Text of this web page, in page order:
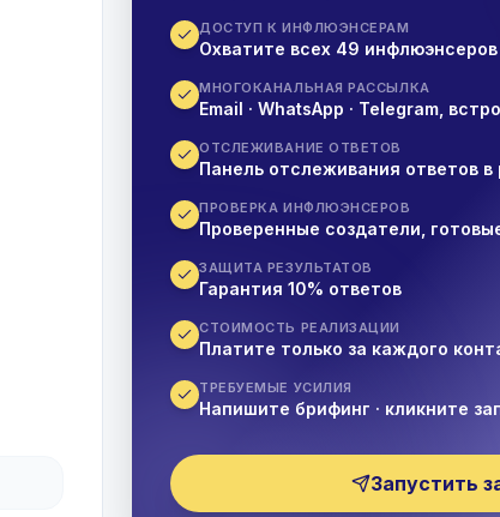
ДОСТУП К ИНФЛЮЭНСЕРАМ
Охватите всех 49
МНОГОКАНАЛЬНАЯ РАССЫЛКА
Email · WhatsApp · Telegram,
ОТСЛЕЖИВАНИЕ ОТВЕТОВ
Панель отслеживания ответов
ПРОВЕРКА ИНФЛЮЭНСЕРОВ
Проверенные создатели,
ЗАЩИТА РЕЗУЛЬТАТОВ
Гарантия 10% ответов
СТОИМОСТЬ РЕАЛИЗАЦИИ
Платите только за каждого
ТРЕБУЕМЫЕ УСИЛИЯ
Напишите брифинг · кликните
Запустить